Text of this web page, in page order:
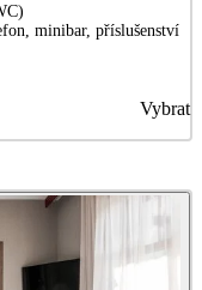
minibar, příslušenství
Vybrat